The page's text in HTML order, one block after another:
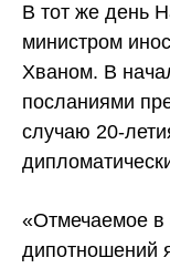
В тот же день
министром
Хваном. В
посланиями
случаю 20-
«Отмечаемое в
дипотношений